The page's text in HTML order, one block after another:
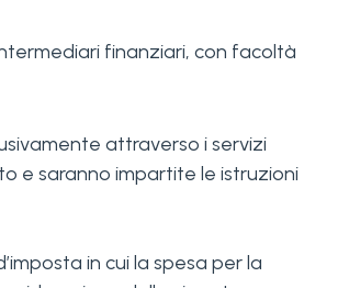
finanziari, con facoltà
attraverso i servizi
e saranno impartite le istruzioni
in cui la spesa per la